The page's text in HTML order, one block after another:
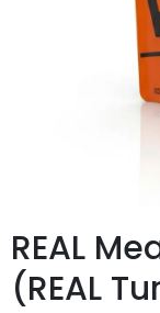
REAL
(REAL